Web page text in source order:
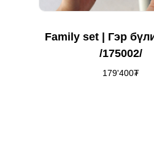
Family set | Гэр
/175002/
179'400₮